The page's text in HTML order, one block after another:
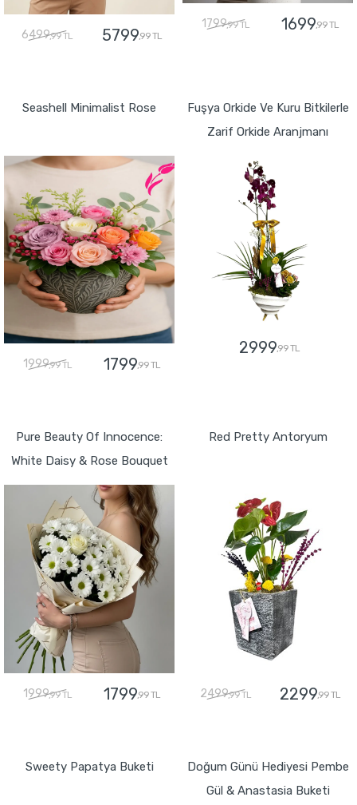
6499,99 TL 5799,99 TL
1799,99 TL 1699,99 TL
Seashell Minimalist Rose
1999,99 TL 1799,99 TL
Fuşya Orkide Ve Kuru Bitkilerle
Zarif Orkide Aranjmanı
2999,99 TL
Pure Beauty Of Innocence:
White Daisy & Rose Bouquet
1999,99 TL 1799,99 TL
Red Pretty Antoryum
2499,99 TL 2299,99 TL
Sweety Papatya Buketi
Doğum Günü Hediyesi Pembe
Gül & Anastasia Buketi